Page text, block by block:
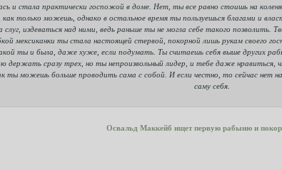
и стала практически госпожой в доме. Нет, ты все равно стоишь на
только можешь, однако в остальное время ты пользуешься благами и
слуг, издеваться над ними, ведь раньше ты не могла себе такого
мексиканки ты стала настоящей стервой, покорной лишь рукам своего
ты и была, даже хуже, если подумать. Ты считаешь себя выше других
держать сразу трех, но ты непроизвольный лидер, и тебе даже нравиться,
ты можешь больше проводить сама с собой. И если честно, то сейчас нет
саму себя.
Освальд Маккейб ищет первую рабыню и